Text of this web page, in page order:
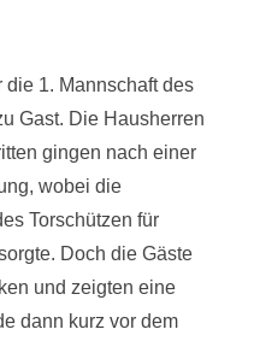
1. Mannschaft des
Gast. Die Hausherren
gingen nach einer
wobei die
Torschützen für
Doch die Gäste
und zeigten eine
dann kurz vor dem